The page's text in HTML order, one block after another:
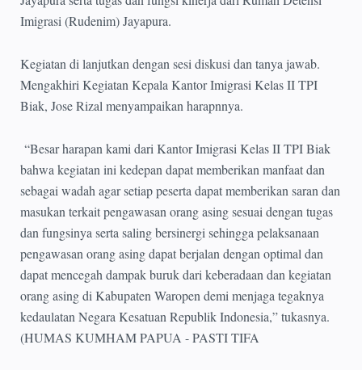
Imigrasi (Rudenim) Jayapura.
Kegiatan di lanjutkan dengan sesi diskusi dan tanya jawab.
Mengakhiri Kegiatan Kepala Kantor Imigrasi Kelas II TPI
Biak, Jose Rizal menyampaikan harapnnya.
“Besar harapan kami dari Kantor Imigrasi Kelas II TPI Biak
bahwa kegiatan ini kedepan dapat memberikan manfaat dan
sebagai wadah agar setiap peserta dapat memberikan saran dan
masukan terkait pengawasan orang asing sesuai dengan tugas
dan fungsinya serta saling bersinergi sehingga pelaksanaan
pengawasan orang asing dapat berjalan dengan optimal dan
dapat mencegah dampak buruk dari keberadaan dan kegiatan
orang asing di Kabupaten Waropen demi menjaga tegaknya
kedaulatan Negara Kesatuan Republik Indonesia,” tukasnya.
(HUMAS KUMHAM PAPUA - PASTI TIFA